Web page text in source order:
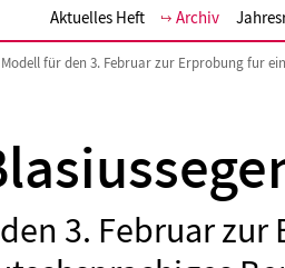
Aktuelles Heft Archiv
Modell für den 3. Februar zur Erprobung fur
:
3. Februar